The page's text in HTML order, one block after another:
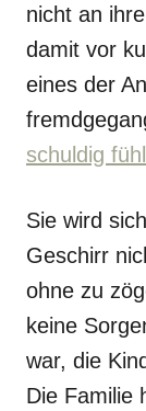
nicht an
damit vor
eines der
schuldig
Sie wird
Geschirr
ohne zu
keine
war, die
Die Familie